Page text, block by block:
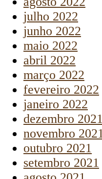
julho 2022
junho 2022
maio 2022
abril 2022
março 2022
fevereiro 2022
janeiro 2022
dezembro 2021
novembro 2021
outubro 2021
setembro 2021